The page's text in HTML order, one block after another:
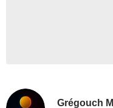
Grégouch M